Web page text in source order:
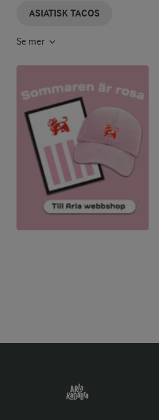
ASIATISK TACOS
Se mer